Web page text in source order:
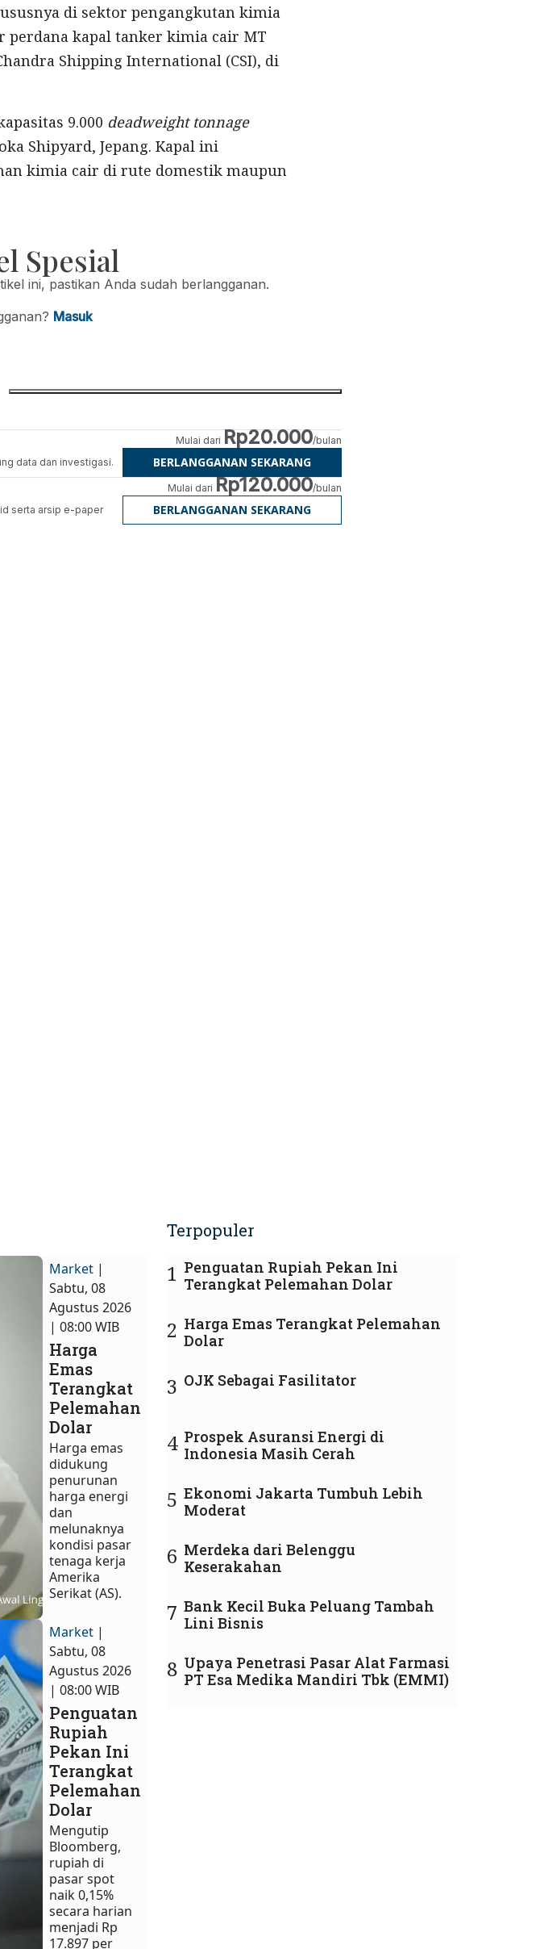
di sektor pengangkutan kimia
perdana kapal tanker kimia cair MT
Shipping International (CSI), di
9.000 deadweight tonnage
Shipyard, Jepang. Kapal ini
kimia cair di rute domestik maupun
Spesial
ini, pastikan Anda sudah berlangganan.
Masuk
data dan investigasi.
Mulai dari Rp20.000/bulan
BERLANGGANAN SEKARANG
serta arsip e-paper
Mulai dari Rp120.000/bulan
BERLANGGANAN SEKARANG
Market |
Sabtu, 08
Agustus 2026
| 08:00 WIB
Harga
Emas
Terangkat
Pelemahan
Dolar
Harga emas
didukung
penurunan
harga energi
dan
melunaknya
kondisi pasar
tenaga kerja
Amerika
Serikat (AS).
Market |
Sabtu, 08
Agustus 2026
| 08:00 WIB
Penguatan
Rupiah
Pekan Ini
Terangkat
Pelemahan
Dolar
Mengutip
Bloomberg,
rupiah di
pasar spot
naik 0,15%
secara harian
menjadi Rp
17.897 per
Terpopuler
1 Penguatan Rupiah Pekan Ini
Terangkat Pelemahan Dolar
2 Harga Emas Terangkat Pelemahan
Dolar
3 OJK Sebagai Fasilitator
4 Prospek Asuransi Energi di
Indonesia Masih Cerah
5 Ekonomi Jakarta Tumbuh Lebih
Moderat
6 Merdeka dari Belenggu
Keserakahan
7 Bank Kecil Buka Peluang Tambah
Lini Bisnis
8 Upaya Penetrasi Pasar Alat Farmasi
PT Esa Medika Mandiri Tbk (EMMI)